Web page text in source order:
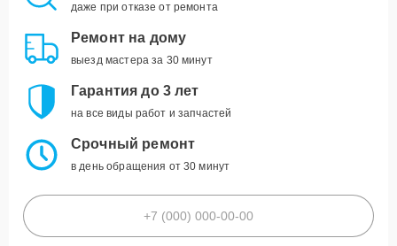
даже при отказе от ремонта
Ремонт на дому
выезд мастера за 30 минут
Гарантия до 3 лет
на все виды работ и запчастей
Срочный ремонт
в день обращения от 30 минут